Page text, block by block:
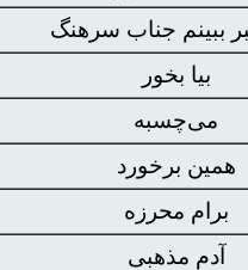
ببینم جناب سرهنگ
بیا بخور
می‌چسبه
همین برخورد
برام محرزه
آدم مذهبی